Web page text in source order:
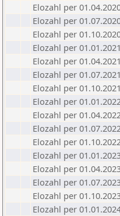
Elozahl per
Elozahl per
Elozahl per
Elozahl per 01.01.2021
Elozahl per 01.04.2021
Elozahl per 01.07.2021
Elozahl per 01.10.2021
Elozahl per
Elozahl per
Elozahl per
Elozahl per
Elozahl per
Elozahl per
Elozahl per
Elozahl per
Elozahl per